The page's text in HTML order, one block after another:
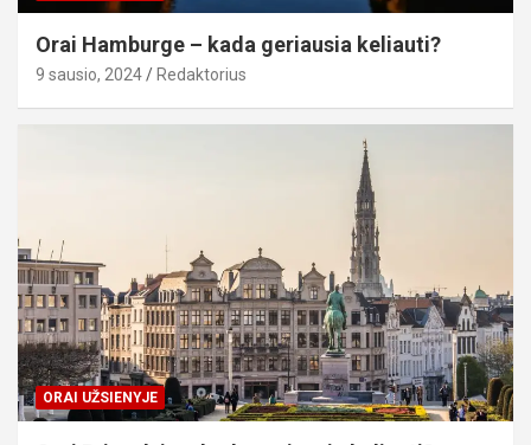
Orai Hamburge – kada geriausia keliauti?
9 sausio, 2024 Redaktorius
ORAI UŽSIENYJE